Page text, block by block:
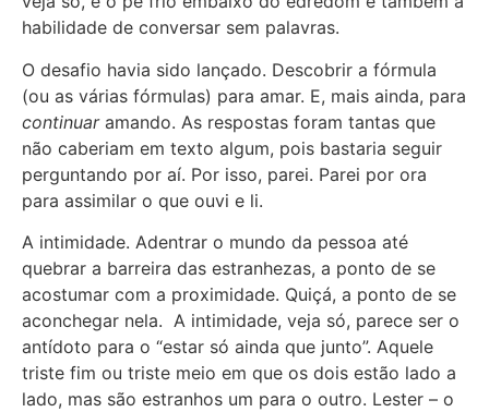
habilidade de conversar sem palavras.
O desafio havia sido lançado. Descobrir a fórmula
(ou as várias fórmulas) para amar. E, mais ainda, para
continuaramando. As respostas foram tantas que
não caberiam em texto algum, pois bastaria seguir
perguntando por aí. Por isso, parei. Parei por ora
para assimilar o que ouvi e li.
A intimidade. Adentrar o mundo da pessoa até
quebrar a barreira das estranhezas, a ponto de se
acostumar com a proximidade. Quiçá, a ponto de se
aconchegar nela. A intimidade, veja só, parece ser o
antídoto para o “estar só ainda que junto”. Aquele
triste fim ou triste meio em que os dois estão lado a
lado, mas são estranhos um para o outro. Lester – o